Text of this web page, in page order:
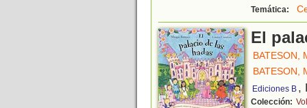
Temática:
El
BATESON,
BATESON,
Ediciones B ,
Colección: